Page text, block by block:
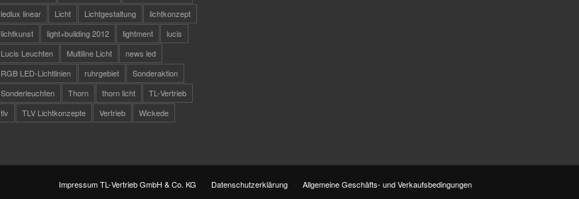
ledlux linear
Licht Lichtgestaltung
lichtkonzept
lichtkunst
light+building 2012 lightment
lucis
Lucis Leuchten
Multiline Licht
news led
RGB LED-Lichtlinien
ruhrgebiet
Sonderaktion
Sonderleuchten
Thorn thorn licht
TL-Vertrieb
tlv
TLV Lichtkonzepte Vertrieb Wickede
Impressum TL-Vertrieb GmbH & Co. KG Datenschutzerklärung Allgemeine Geschäfts- und Verkaufsbedingungen